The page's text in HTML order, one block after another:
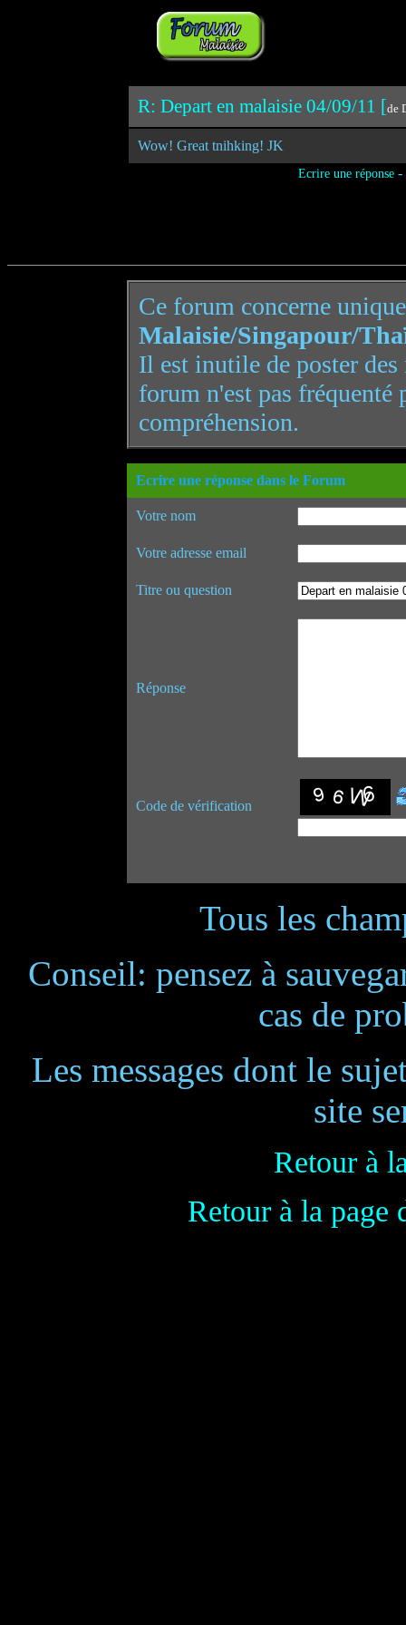
R: Depart en malaisie 04/09/11 [de
Wow! Great tnihking! JK
Ecrire une réponse-
Ce forum concerne
Malaisie/Singapour/
Il est inutile de poster
forum n'est pas
compréhension.
Ecrire une réponse dans le Forum
Votre nom
Votre adresse email
Titre ou question
Réponse
Code de vérification
Tous les
Conseil: pensez à
cas de
Les messages dont le
site
Retour à
Retour à la page